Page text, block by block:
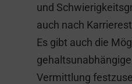
und
auch nach
Es gibt auch die
Vermittlung